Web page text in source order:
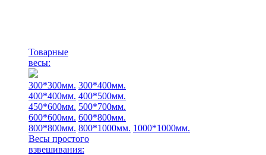
Товарные
весы:
300*300мм. 300*400мм.
400*400мм. 400*500мм.
450*600мм. 500*700мм.
600*600мм. 600*800мм.
800*800мм. 800*1000мм. 1000*1000мм.
Весы простого
взвешивания: